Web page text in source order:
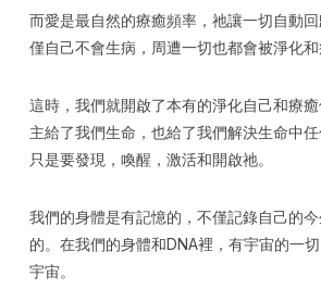
而愛是最自然的療癒頻率，祂讓一切自動
僅自己不會生病，周遭一切也都會被淨化和
這時，我們就開啟了本有的淨化自己和療
主給了我們生命，也給了我們解決生命中
只是要發現，喚醒，激活和開啟祂。
我們的身體是有記憶的，不僅記錄自己的
的。在我們的身體和DNA裡，有宇宙的一
宇宙。